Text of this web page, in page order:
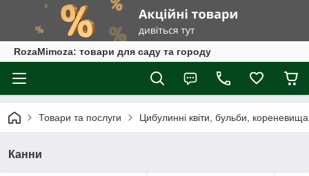
RozaMimoza: товари для саду та городу
Товари та послуги Цибулинні квіти, бульби, кореневища
Канни